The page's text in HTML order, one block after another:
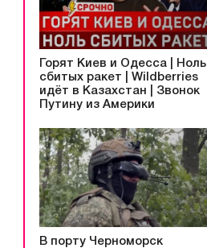
Горят Киев и Одесса | Ноль
сбитых ракет | Wildberries
идёт в Казахстан | Звонок
Путину из Америки
В порту Черноморск